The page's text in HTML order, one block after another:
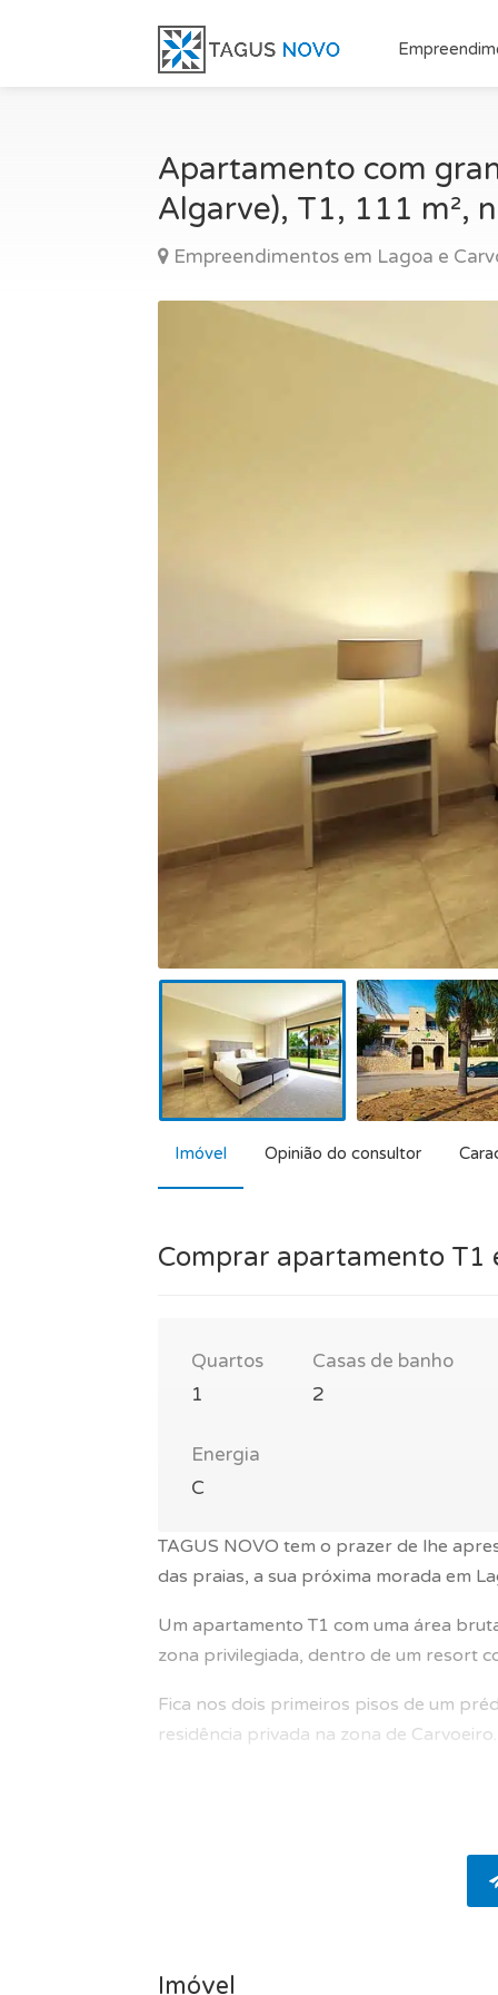
Apartamento com
Algarve), T1, 111 m²,
Empreendimentos em Lagoa e
Imóvel Opinião do consultor
Comprar apartamento T1
Quartos
1
Casas de banho
2
Energia
C
TAGUS NOVO tem o prazer de lhe
das praias, a sua próxima morada em
Um apartamento T1 com uma área
zona privilegiada, dentro de um resort
Fica nos dois primeiros pisos de um
residência privada na zona de Carvoeiro.
Este apartamento destaca-se pelas
suite de 5.30 m², terraço da suite de 10
Abra a porta da sua casa e descubra
Imóvel